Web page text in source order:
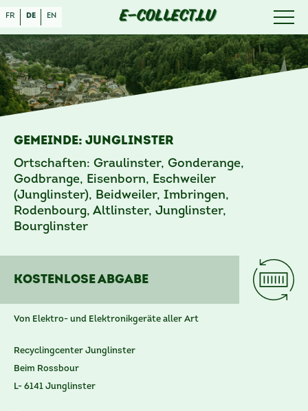
fr de en E-COLLECT.LU
Gemeinde: Junglinster
Ortschaften: Graulinster, Gonderange,
Godbrange, Eisenborn, Eschweiler
(Junglinster), Beidweiler, Imbringen,
Rodenbourg, Altlinster, Junglinster,
Bourglinster
Kostenlose Abgabe
Von Elektro- und Elektronikgeräte aller Art
Recyclingcenter Junglinster
Beim Rossbour
L- 6141 Junglinster